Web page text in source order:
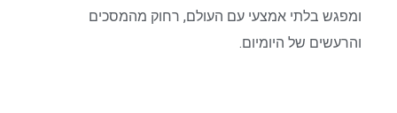
ומפגש בלתי אמצעי עם העולם, רחוק מהמסכים
והרעשים של היומיום.